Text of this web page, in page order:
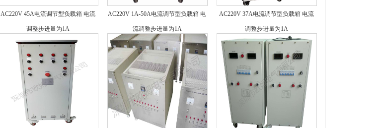
AC220V 45A电流调节型负载箱 电流
调整步进量为1A
AC220V 1A-50A电流调节型负载箱 电
流调整步进量为1A
AC220V 37A电流调节型负载箱 电流
调整步进量为1A